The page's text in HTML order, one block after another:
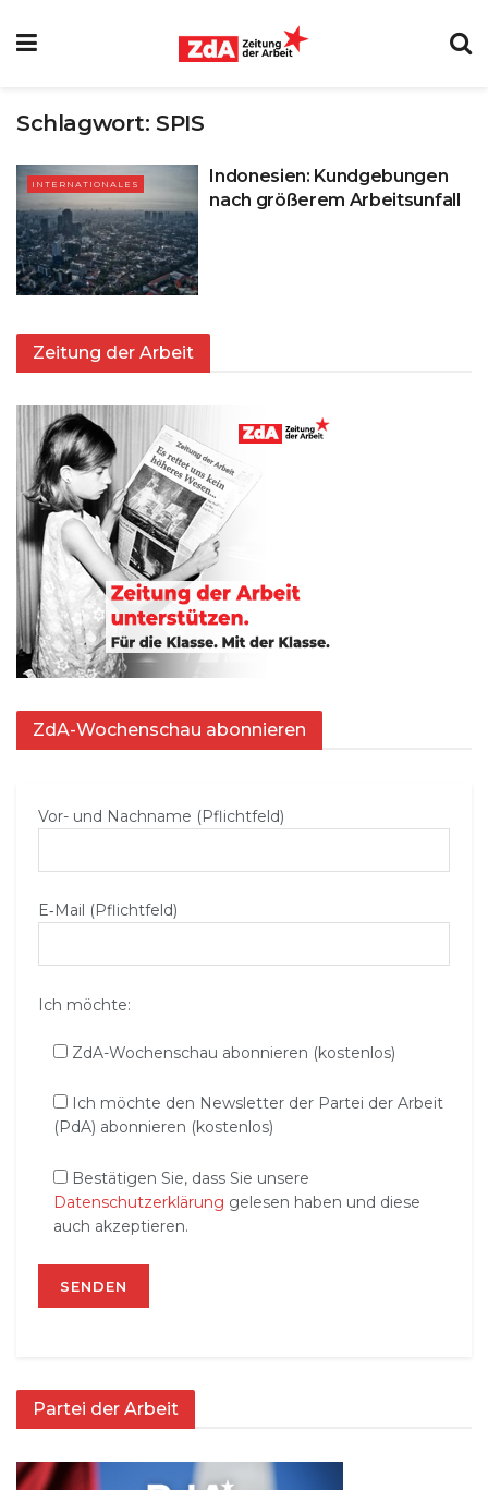
Schlagwort: SPIS
INTERNATIONALES
Indonesien: Kundgebungen
nach größerem Arbeitsunfall
Zeitung der Arbeit
ZdA-Wochenschau abonnieren
Vor- und Nachname (Pflichtfeld)
E‑Mail (Pflichtfeld)
Ich möchte:
ZdA-Wochenschau abonnieren (kostenlos)
Ich möchte den Newsletter der Partei der Arbeit
(PdA) abonnieren (kostenlos)
Bestätigen Sie, dass Sie unsere
Datenschutzerklärung gelesen haben und diese
auch akzeptieren.
Partei der Arbeit